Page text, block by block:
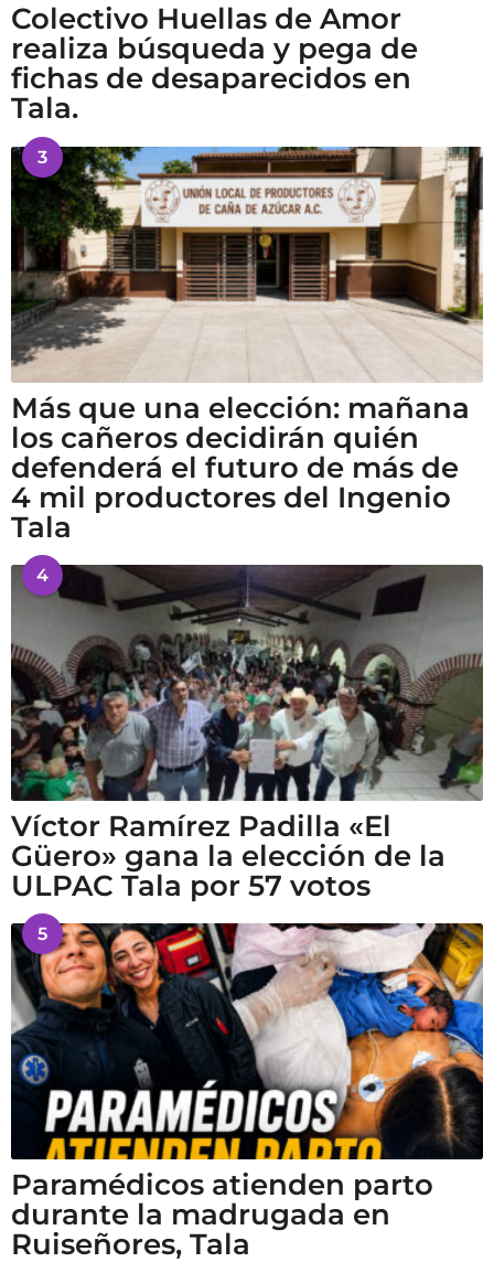
Colectivo Huellas de Amor
realiza búsqueda y pega de
fichas de desaparecidos en
Tala.
3
Más que una elección: mañana
los cañeros decidirán quién
defenderá el futuro de más de
4 mil productores del Ingenio
Tala
4
Víctor Ramírez Padilla «El
Güero» gana la elección de la
ULPAC Tala por 57 votos
5
Paramédicos atienden parto
durante la madrugada en
Ruiseñores, Tala